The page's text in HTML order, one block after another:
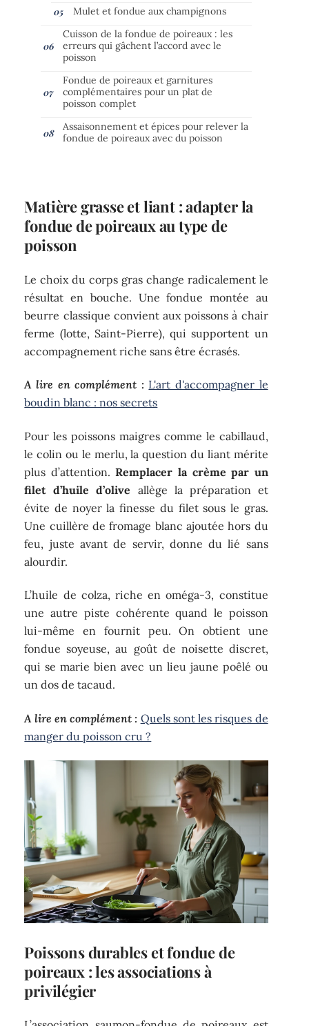
Mulet et fondue aux champignons
Cuisson de la fondue de poireaux : les
erreurs qui gâchent l’accord avec le
poisson
Fondue de poireaux et garnitures
complémentaires pour un plat de
poisson complet
Assaisonnement et épices pour relever la
fondue de poireaux avec du poisson
Matière grasse et liant : adapter la
fondue de poireaux au type de
poisson
Le choix du corps gras change radicalement le
résultat en bouche. Une fondue montée au
beurre classique convient aux poissons à chair
ferme (lotte, Saint-Pierre), qui supportent un
accompagnement riche sans être écrasés.
A lire en complément : L'art d'accompagner le
boudin blanc : nos secrets
Pour les poissons maigres comme le cabillaud,
le colin ou le merlu, la question du liant mérite
plus d’attention.Remplacer la crème par un
filet d’huile d’olive allège la préparation et
évite de noyer la finesse du filet sous le gras.
Une cuillère de fromage blanc ajoutée hors du
feu, juste avant de servir, donne du lié sans
alourdir.
L’huile de colza, riche en oméga-3, constitue
une autre piste cohérente quand le poisson
lui-même en fournit peu. On obtient une
fondue soyeuse, au goût de noisette discret,
qui se marie bien avec un lieu jaune poêlé ou
un dos de tacaud.
A lire en complément : Quels sont les risques de
manger du poisson cru ?
Poissons durables et fondue de
poireaux : les associations à
privilégier